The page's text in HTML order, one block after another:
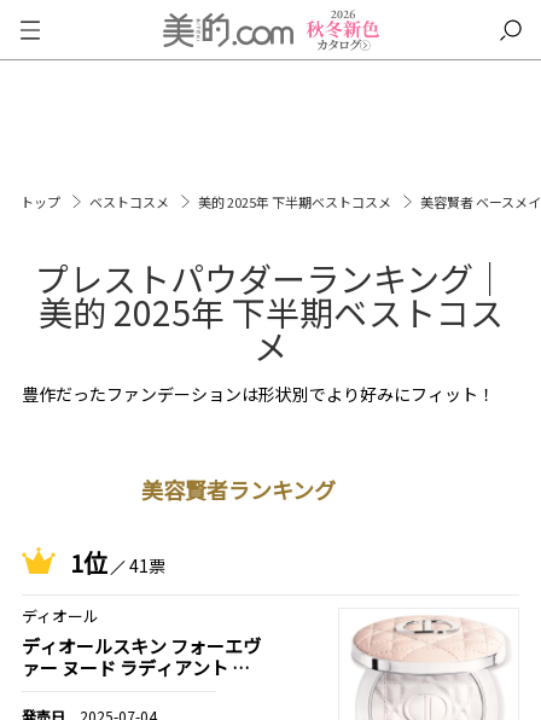
トップ ベストコスメ 美的 2025年 下半期ベストコスメ 美容賢者 ベースメ
プレストパウダーランキング｜
美的 2025年 下半期ベストコス
メ
豊作だったファンデーションは形状別でより好みにフィット！
美容賢者ランキング
1位 41票
ディオール
ディオールスキン フォーエヴ
ァー ヌード ラディアント フ